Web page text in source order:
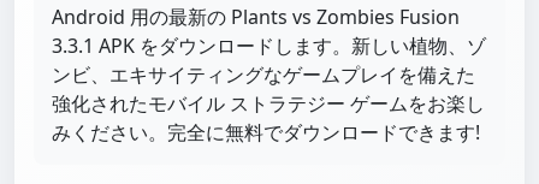
Android 用の最新の Plants vs Zombies Fusion
3.3.1 APK をダウンロードします。新しい植物、ゾ
ンビ、エキサイティングなゲームプレイを備えた
強化されたモバイル ストラテジー ゲームをお楽し
みください。完全に無料でダウンロードできます!